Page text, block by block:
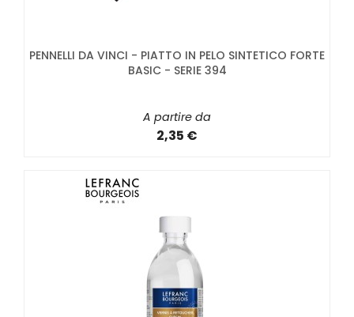
PENNELLI DA VINCI - PIATTO IN PELO SINTETICO FORTE
BASIC - SERIE 394
A partire da
2,35 €